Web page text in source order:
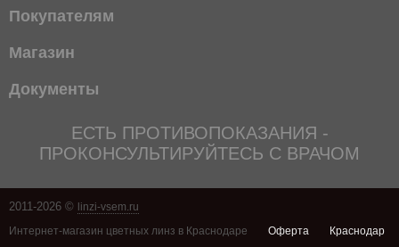
Покупателям
Магазин
Документы
ЕСТЬ ПРОТИВОПОКАЗАНИЯ -
ПРОКОНСУЛЬТИРУЙТЕСЬ С ВРАЧОМ
2011-2026 ©
linzi-vsem.ru
Интернет-магазин цветных линз в Краснодаре
Оферта Краснодар